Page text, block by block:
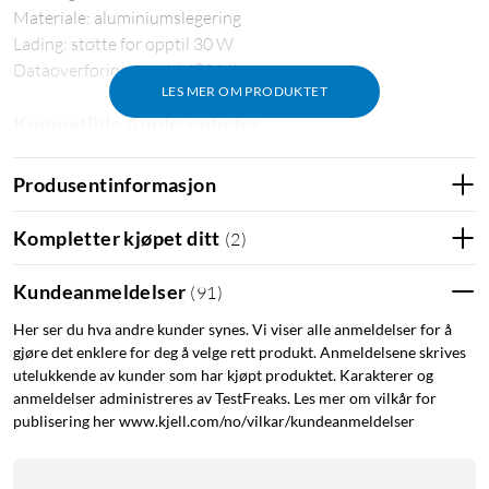
LES MER OM PRODUKTET
Materiale: aluminiumslegering
Lading: støtte for opptil 30 W
Dataoverføring: opptil 480 Mbps
Kompatible Apple-enheter
Produktet er MFI-sertifisert. Bruk av Made for Apple-merket
innebærer at et tilbehør er designet for spesifikt å bli koblet til
de Apple-produktene som oppgis nedenfor, og er sertifisert av
utvikleren for å oppfylle Apples standarder for ytelse. Apple er
imidlertid ikke ansvarlig for driften av denne enheten eller
dens samsvar med sikkerhets- og reguleringsstandarder.
iPhone
iPhone 14 Pro Max, iPhone 14 Pro, iPhone 14 Plus, iPhone 14
iPhone 13 Pro Max, iPhone 13 Pro, iPhone 13, iPhone 13 Mini
iPhone 12 Pro Max, iPhone 12 Pro, iPhone 12, iPhone 12 Mini
Produsentinformasjon
Kompletter kjøpet ditt (2)
Kundeanmeldelser (91 )
Her ser du hva andre kunder synes. Vi viser alle anmeldelser for å
gjøre det enklere for deg å velge rett produkt. Anmeldelsene skrives
utelukkende av kunder som har kjøpt produktet. Karakterer og
anmeldelser administreres av TestFreaks. Les mer om vilkår for
publisering her www.kjell.com/no/vilkar/kundeanmeldelser